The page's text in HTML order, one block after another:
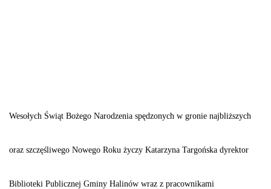
Wesołych Świąt Bożego Narodzenia spędzonych w gronie najbliższych
oraz szczęśliwego Nowego Roku życzy Katarzyna Targońska dyrektor
Biblioteki Publicznej Gminy Halinów wraz z pracownikami